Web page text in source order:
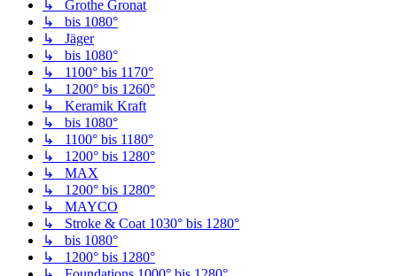
↳ Grothe Gronat
↳ bis 1080°
↳ Jäger
↳ bis 1080°
↳ 1100° bis 1170°
↳ 1200° bis 1260°
↳ Keramik Kraft
↳ bis 1080°
↳ 1100° bis 1180°
↳ 1200° bis 1280°
↳ MAX
↳ 1200° bis 1280°
↳ MAYCO
↳ Stroke & Coat 1030° bis 1280°
↳ bis 1080°
↳ 1200° bis 1280°